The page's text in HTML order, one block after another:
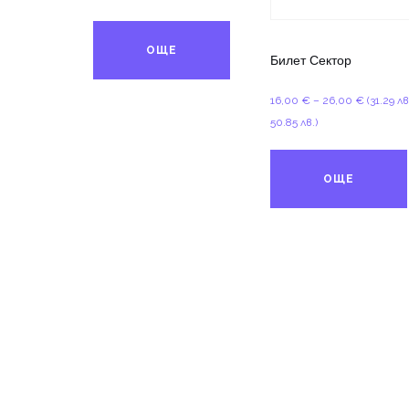
ОЩЕ
Билет Сектор
16,00 € – 26,00 €Price
(31.29
50.85 лв.)
ОЩЕ